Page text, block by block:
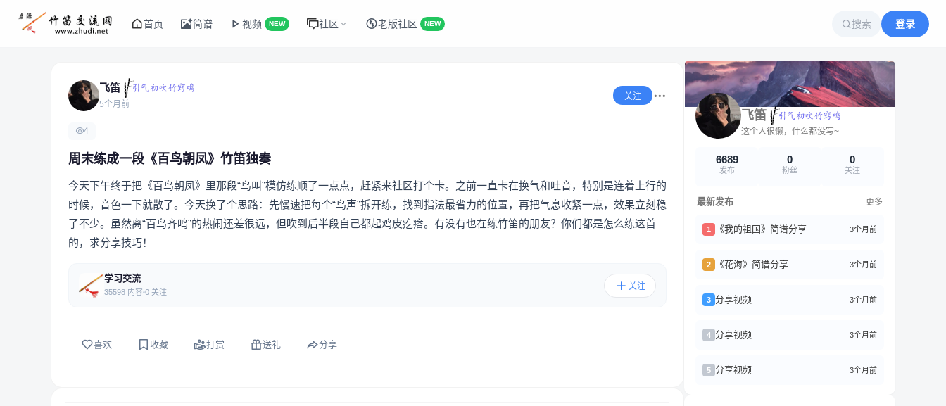
首页 简谱 视频 NEW 社区 老版社区 NEW 搜索 登录
飞笛
5个月前
关注
4
周末练成一段《百鸟朝凤》竹笛独奏
今天下午终于把《百鸟朝凤》里那段“鸟叫”模仿练顺了一点点，赶紧来社区打个卡。之前一直卡在换气和吐音，特别是连着上行的
时候，音色一下就散了。今天换了个思路：先慢速把每个“鸟声”拆开练，找到指法最省力的位置，再把气息收紧一点，效果立刻稳
了不少。虽然离“百鸟齐鸣”的热闹还差很远，但吹到后半段自己都起鸡皮疙瘩。有没有也在练竹笛的朋友？你们都是怎么练这首
的，求分享技巧！
学习交流
35598 内容 0 关注
关注
喜欢 收藏 打赏 送礼 分享
飞笛
这个人很懒，什么都没写~
6689
发布
0
粉丝
0
关注
最新发布 更多
1 《我的祖国》简谱分享 3个月前
2 《花海》简谱分享 3个月前
3 分享视频 3个月前
4 分享视频 3个月前
5 分享视频 3个月前